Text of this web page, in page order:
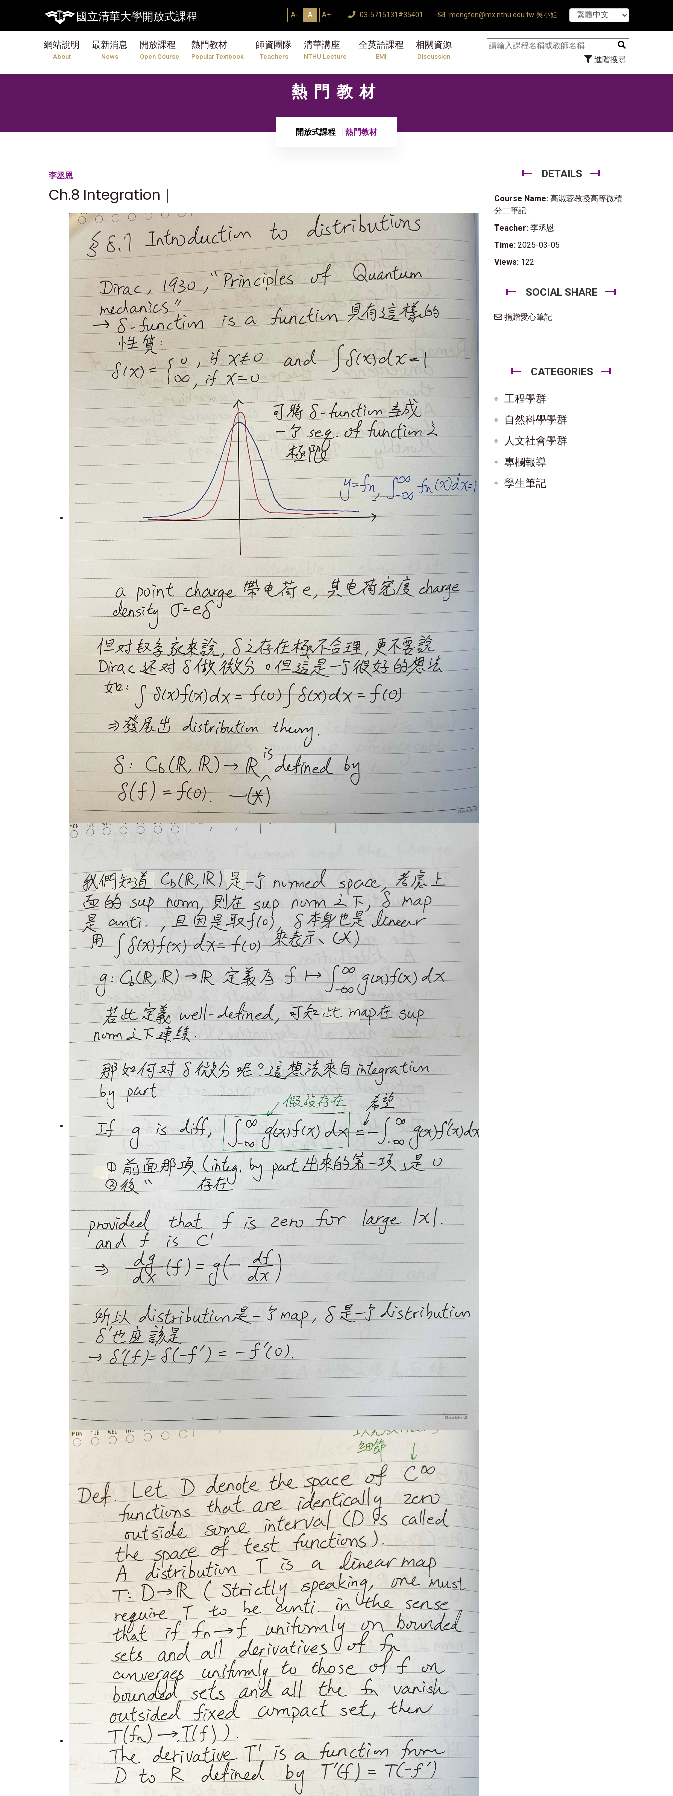
國立清華大學開放式課程 A- A A+ 03-5715131#35401 mengfen@mx.nthu.edu.tw 吳小姐
網站說明
About
最新消息
News
開放課程
Open Course
熱門教材
Popular Textbook
師資團隊
Teachers
清華講座
NTHU Lecture
全英語課程
EMI
相關資源
Discussion 進階搜尋
【7/31】114學
熱門教材
開放式課程 熱門教材
李丞恩
Ch.8 Integration｜
DETAILS
Course Name: 高淑蓉教授高等微積
分二筆記
Teacher: 李丞恩
Time: 2025-03-05
Views: 122
SOCIAL SHARE
捐贈愛心筆記
CATEGORIES
工程學群
自然科學學群
人文社會學群
專欄報導
學生筆記